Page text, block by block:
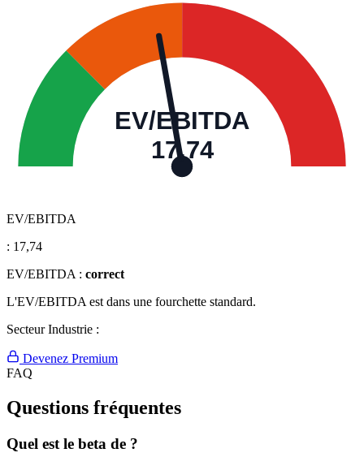
EV/EBITDA
17,74
EV/EBITDA
: 17,74
EV/EBITDA : correct
L'EV/EBITDA est dans une fourchette standard.
Secteur Industrie :
Devenez Premium
FAQ
Questions fréquentes
Quel est le beta de ?